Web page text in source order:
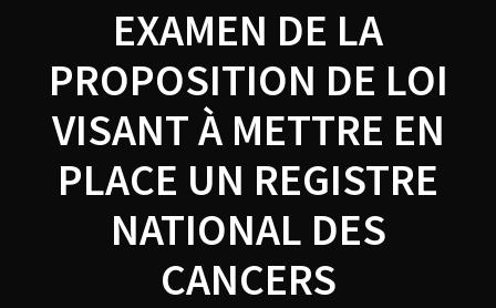
EXAMEN DE LA
PROPOSITION DE LOI
VISANT À METTRE EN
PLACE UN REGISTRE
NATIONAL DES
CANCERS